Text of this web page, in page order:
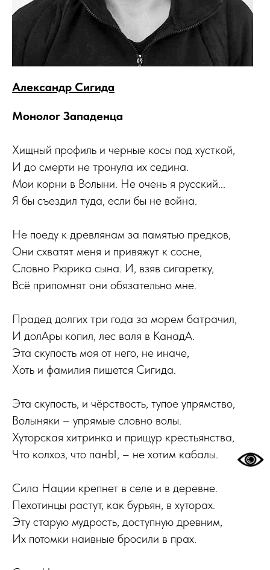
Александр Сигида
Монолог Западенца
Хищный профиль и черные косы под хусткой,
И до смерти не тронула их седина.
Мои корни в Волыни. Не очень я русский...
Я бы съездил туда, если бы не война.
Не поеду к древлянам за памятью предков,
Они схватят меня и привяжут к сосне,
Словно Рюрика сына. И, взяв сигаретку,
Всё припомнят они обязательно мне.
Прадед долгих три года за морем батрачил,
И долАры копил, лес валя в КанадА.
Эта скупость моя от него, не иначе,
Хоть и фамилия пишется Сигида.
Эта скупость, и чёрствость, тупое упрямство,
Волыняки – упрямые словно волы.
Хуторская хитринка и прищур крестьянства,
Что колхоз, что панЫ, – не хотим кабалы.
Сила Нации крепнет в селе и в деревне.
Пехотинцы растут, как бурьян, в хуторах.
Эту старую мудрость, доступную древним,
Их потомки наивные бросили в прах.